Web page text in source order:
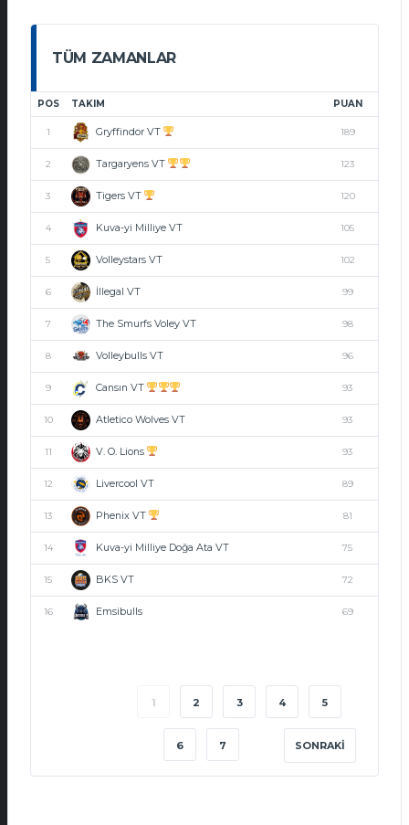
TÜM ZAMANLAR
POS TAKIM PUAN
1 Gryffindor VT 189
2 Targaryens VT 123
3 Tigers VT 120
4 Kuva-yi Milliye VT 105
5 Volleystars VT 102
6 İllegal VT 99
7 The Smurfs Voley VT 98
8 Volleybulls VT 96
9 Cansın VT 93
10 Atletico Wolves VT 93
11 V. O. Lions 93
12 Livercool VT 89
13 Phenix VT 81
14 Kuva-yi Milliye Doğa Ata VT 75
15 BKS VT 72
16 Emsibulls 69
1 2 3 4 5
6 7 SONRAKI